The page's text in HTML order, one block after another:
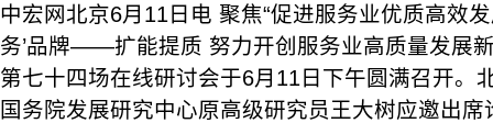
中宏网北京6月11日电 聚焦“促进服务业优质高效
务’品牌——扩能提质 努力开创服务业高质量发展
第七十四场在线研讨会于6月11日下午圆满召开。
国务院发展研究中心原高级研究员王大树应邀出